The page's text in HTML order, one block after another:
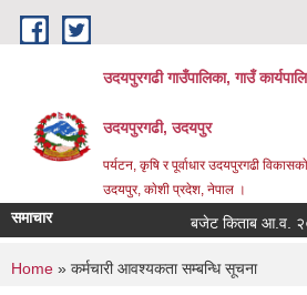
Skip to main content
उदयपुरगढी गाउँपालिका, गाउँ
उदयपुरगढी, उदयपुर
पर्यटन, कृषि र पूर्वाधार उदयपुरगढी
उदयपुर, काेशी प्रदेश, नेपाल ।
समाचार बजेट किताब आ.व.
You are here
Home » कर्मचारी आवश्यकता सम्बन्धि सूचना